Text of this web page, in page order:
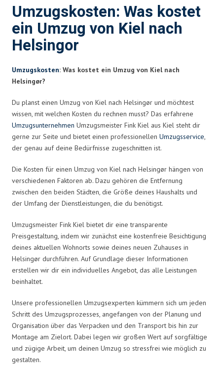
Umzugskosten: Was kostet
ein Umzug von Kiel nach
Helsingor
Umzugskosten: Was kostet ein Umzug von Kiel nach
Helsingør?
Du planst einen Umzug von Kiel nach Helsingør und möchtest
wissen, mit welchen Kosten du rechnen musst? Das erfahrene
Umzugsunternehmen Umzugsmeister Fink Kiel aus Kiel steht dir
gerne zur Seite und bietet einen professionellen Umzugsservice,
der genau auf deine Bedürfnisse zugeschnitten ist.
Die Kosten für einen Umzug von Kiel nach Helsingør hängen von
verschiedenen Faktoren ab. Dazu gehören die Entfernung
zwischen den beiden Städten, die Größe deines Haushalts und
der Umfang der Dienstleistungen, die du benötigst.
Umzugsmeister Fink Kiel bietet dir eine transparente
Preisgestaltung, indem wir zunächst eine kostenfreie Besichtigung
deines aktuellen Wohnorts sowie deines neuen Zuhauses in
Helsingør durchführen. Auf Grundlage dieser Informationen
erstellen wir dir ein individuelles Angebot, das alle Leistungen
beinhaltet.
Unsere professionellen Umzugsexperten kümmern sich um jeden
Schritt des Umzugsprozesses, angefangen von der Planung und
Organisation über das Verpacken und den Transport bis hin zur
Montage am Zielort. Dabei legen wir großen Wert auf sorgfältige
und zügige Arbeit, um deinen Umzug so stressfrei wie möglich zu
gestalten.